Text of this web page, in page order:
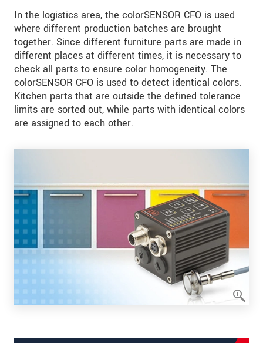
In the logistics area, the colorSENSOR CFO is used
where different production batches are brought
together. Since different furniture parts are made in
different places at different times, it is necessary to
check all parts to ensure color homogeneity. The
colorSENSOR CFO is used to detect identical colors.
Kitchen parts that are outside the defined tolerance
limits are sorted out, while parts with identical colors
are assigned to each other.